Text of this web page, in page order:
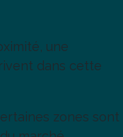
une
dans cette
zones sont